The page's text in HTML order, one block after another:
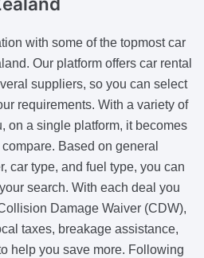
with some of the topmost car
Our platform offers car rental
suppliers, so you can select
requirements. With a variety of
on a single platform, it becomes
Based on general
car type, and fuel type, you can
search. With each deal you
Damage Waiver (CDW),
taxes, breakage assistance,
help you save more. Following